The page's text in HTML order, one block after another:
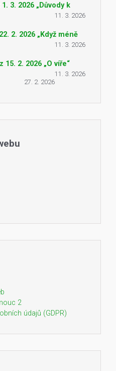
3. 2026 „Důvody k
11. 3. 2026
2. 2026 „Když méně
11. 3. 2026
15. 2. 2026 „O víře“
11. 3. 2026
27. 2. 2026
2
údajů (GDPR)